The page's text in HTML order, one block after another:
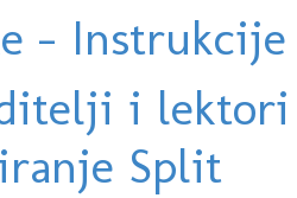
-
i
Split